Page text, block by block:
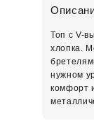
Топ с V-
хлопка.
нужном
комфорт